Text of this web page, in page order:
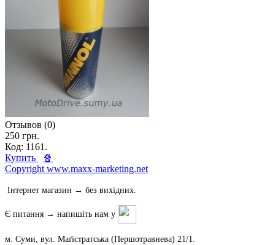
Отзывов (0)
250 грн.
Код: 1161.
Купить
🍿
Copyright www.maxx-marketing.net
Інтернет магазин → без вихідних.
Є питання → напишіть нам у
м. Суми, вул. Маґістратська (Першотравнева) 21/1.